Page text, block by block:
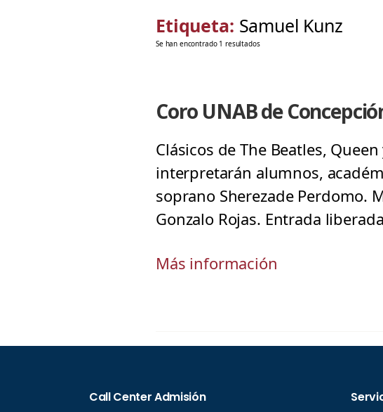
Etiqueta: Samuel Kunz
Se han encontrado 1 resultados
Coro UNAB de
Clásicos de The Beatles,
interpretarán alumnos,
soprano Sherezade Perdomo.
Gonzalo Rojas. Entrada
Más información